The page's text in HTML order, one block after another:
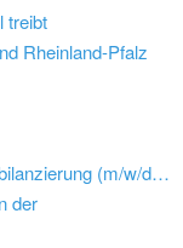
treibt
Rheinland-Pfalz
Job: Bilanzierungsmanager Energiemengenbilanzierung (m/w/d) - New Netz GmbH
der